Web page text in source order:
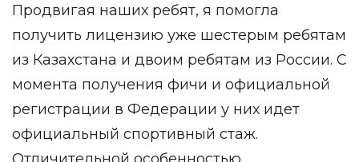
Продвигая наших ребят, я помогла
получить лицензию уже шестерым ребятам
из Казахстана и двоим ребятам из России. С
момента получения фичи и официальной
регистрации в Федерации у них идет
официальный спортивный стаж.